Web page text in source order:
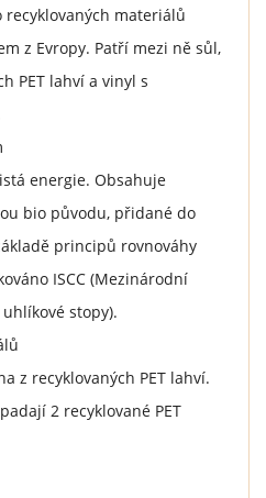
recyklovaných materiálů
z Evropy. Patří mezi ně sůl,
PET lahví a vinyl s
energie. Obsahuje
bio původu, přidané do
principů rovnováhy
ISCC (Mezinárodní
stopy).
z recyklovaných PET lahví.
2 recyklované PET